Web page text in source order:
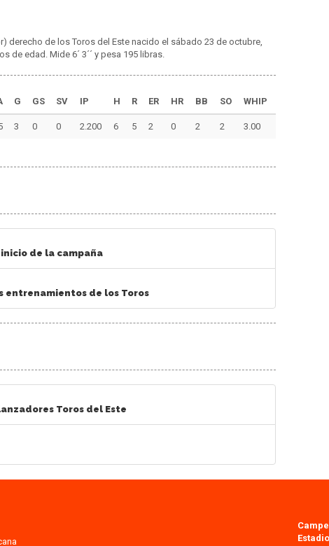
derecho de los Toros del Este nacido el sábado 23 de octubre,
de edad. Mide 6´ 3´´ y pesa 195 libras.
G GS SV IP H R ER HR BB SO WHIP
3 0 0 2.200 6 5 2 0 2 2 3.00
de la campaña
entrenamientos de los Toros
Toros del Este